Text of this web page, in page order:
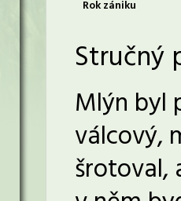
Rok zániku
Stručný
Mlýn byl
válcový,
šrotoval,